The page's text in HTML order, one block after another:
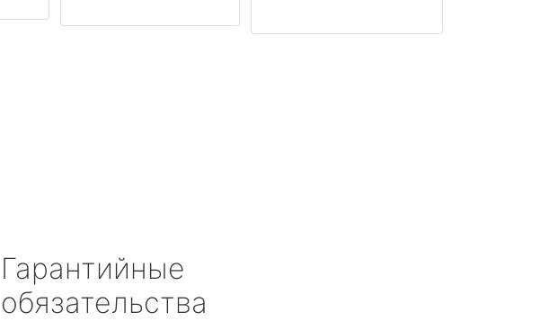
Гарантийные
обязательства